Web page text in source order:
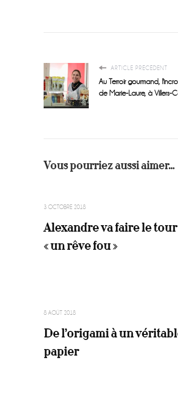
ARTICLE PRÉCÉDENT
Au Terroir gourmand,
de Marie-Laure, à Villers-
Vous pourriez aussi aimer...
3 OCTOBRE 2018
Alexandre va faire le
« un rêve fou »
8 AOÛT 2018
De l’origami à un
papier